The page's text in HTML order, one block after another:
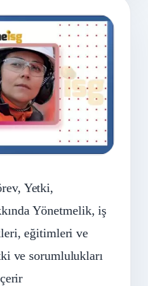
Yetki,
Yönetmelik, iş
eğitimleri ve
ve sorumlulukları